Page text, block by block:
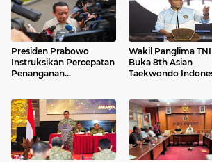
Presiden Prabowo
Instruksikan Percepatan
Penanganan
BBM
Wakil Panglima TNI
Buka 8th Asian
Taekwondo